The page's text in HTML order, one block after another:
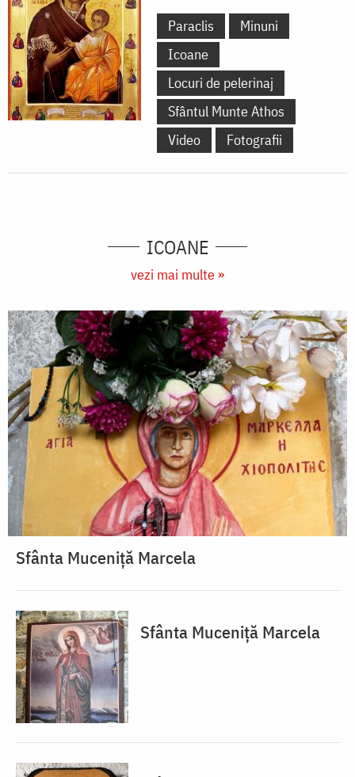
Paraclis
Minuni
Icoane
Locuri de pelerinaj
Sfântul Munte Athos
Video
Fotografii
ICOANE
vezi mai multe »
Sfânta Muceniță Marcela
Sfânta Muceniță Marcela